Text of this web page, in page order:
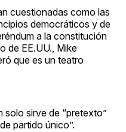
cuestionadas como las
democráticos y de
a la constitución
de EE.UU., Mike
que es un teatro
solo sirve de “pretexto”
partido único”.